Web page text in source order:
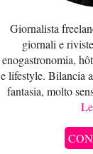
Giornalista
giornali e
enogastronomia,
e lifestyle. Bilancia
fantasia, molto